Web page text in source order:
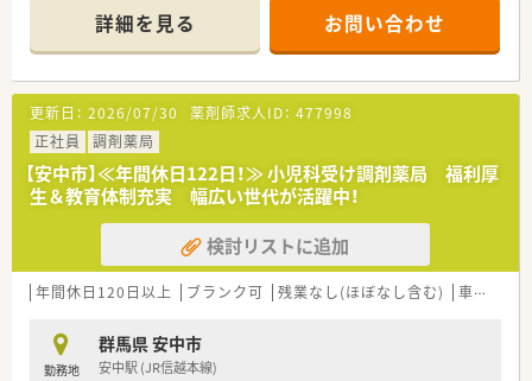
■2社が培ってきたノウハウと企業の良さを融合し、より安定し
た経営基盤から、成長スピードを加速させていきます。
■目の前の患者様や、困っている人のために薬剤師としてできる
ことにまず取り組もうという姿勢を表しています。
■常に患者様のニーズに合わせたサービスを提供し、「まちの薬
局」として気軽に健康相談ができることを使命としています。
■産育休からの復帰率は95%以上！時短勤務はお子様が小学3年
生終了時まで。
■最新機器の導入やメディカルリスクコントローラー制度を導
入し、調剤過誤防止に向けた取り組みにも積極的です。
■家族やプライベートを大事にしながら働きたい方、キャリアを
磨きたい方皆様にお勧めです。
■パートから正社員へのキャリアチェンジも相談可能です。
詳細を見る お問い合わせ
更新日： 2026/07/30 薬剤師求人ID： 477998
正社員
調剤薬局
【安中市】≪年間休日122日！≫ 小児科受け調剤薬局 福利厚
生＆教育体制充実 幅広い世代が活躍中！
検討リストに追加
年間休日120日以上 ブランク可 残業なし(ほぼなし含む) 車通勤可
勤務地
群馬県 安中市
安中駅 (JR信越本線)